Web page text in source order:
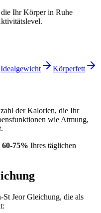
Ihr Körper in Ruhe
Idealgewicht Körperfett
der Kalorien, die Ihr
wie Atmung,
60-75% Ihres täglichen
Jeor Gleichung, die als